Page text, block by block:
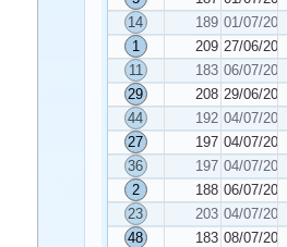
14
189 01/07/2020
1
209 27/06/2020
11
183 06/07/2020
29
208 29/06/2020
44
192 04/07/2020
27
197 04/07/2020
36
197 04/07/2020
2
188 06/07/2020
23
203 04/07/2020
48
183 08/07/2020